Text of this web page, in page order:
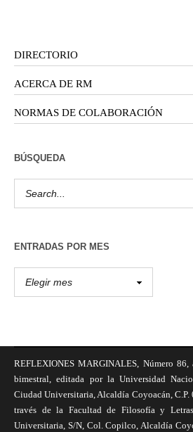
DIRECTORIO
ACERCA DE RM
NORMAS DE COLABORACIÓN
BÚSQUEDA
ENTRADAS POR MES
REFLEXIONES MARGINALES, Número
bimestral, editada por la Universidad
Ciudad Universitaria, Alcaldía Coyoacán,
través de la Facultad de Filosofía y
Universitaria, S/N, Col. Copilco, Alcaldía